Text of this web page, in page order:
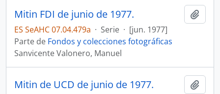
Mitin FDI de junio de 1977.
ES SeAHC 07.04.479a · Serie · [jun. 1977]
Parte de Fondos y colecciones fotográficas
Sanvicente Valonero, Manuel
Mitin de UCD de junio de 1977.